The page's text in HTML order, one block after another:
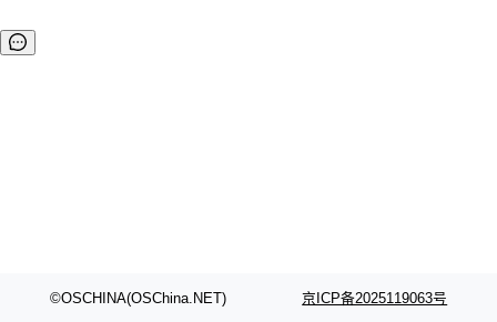
件之中，形成高度复杂的知识关联网络。传统的
代码检索手段（如关键词匹配、目录遍历）仅能
©OSCHINA(OSChina.NET) 京ICP备2025119063号